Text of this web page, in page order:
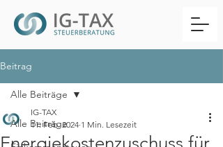
Beitrag
Alle Beiträge
Alle Beiträge
IG-TAX
11. Feb. 2024 1 Min. Lesezeit